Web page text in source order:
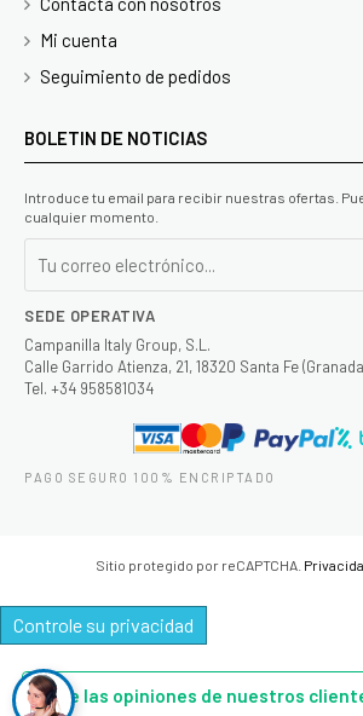
Mi cuenta
Seguimiento de pedidos
BOLETIN DE NOTICIAS
Introduce tu email para recibir nuestras ofertas.
cualquier momento.
SEDE OPERATIVA
Campanilla Italy Group, S.L.
Calle Garrido Atienza, 21, 18320 Santa Fe
Tel. +34 958581034
PAGO SEGURO 100% ENCRIPTADO
Sitio protegido por reCAPTCHA.
Controle su privacidad
Lee las opiniones de nuestros